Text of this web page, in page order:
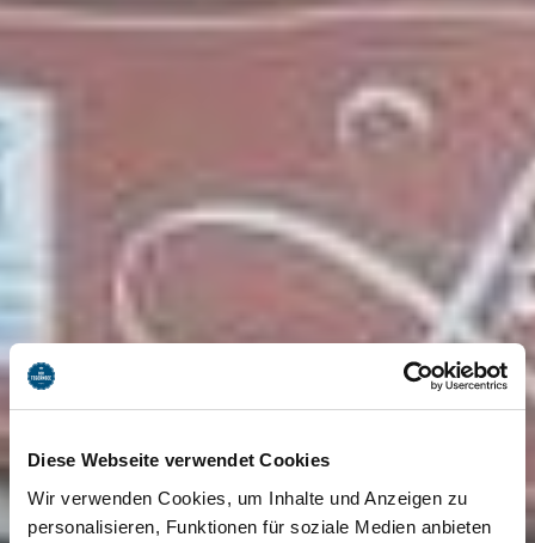
Diese Webseite verwendet Cookies
Wir verwenden Cookies, um Inhalte und Anzeigen zu
personalisieren, Funktionen für soziale Medien anbieten